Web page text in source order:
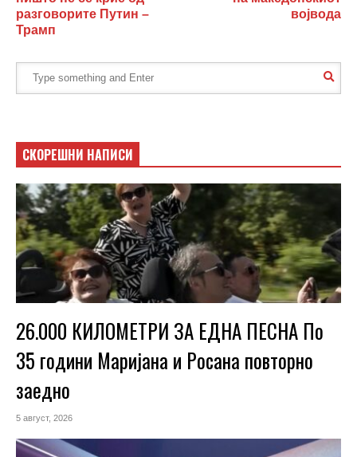
разговорите Путин –
Трамп
војвода
СКОРЕШНИ НАПИСИ
26.000 КИЛОМЕТРИ ЗА ЕДНА ПЕСНА По
35 години Маријана и Росана повторно
заедно
5 август, 2026